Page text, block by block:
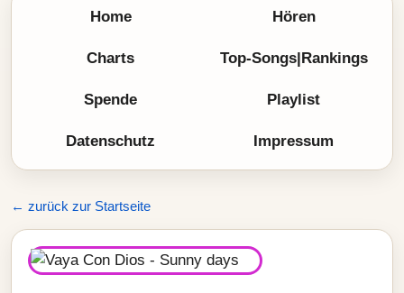
Home Hören
Charts Top-Songs|Rankings
Spende Playlist
Datenschutz Impressum
← zurück zur Startseite